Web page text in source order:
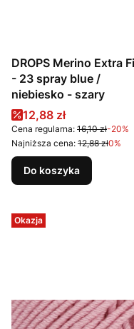
DROPS Merino Extra
- 23 spray blue /
niebiesko - szary
Cena promocyjna
12,88 zł
Cena regularna: 16,10 zł-20%
Najniższa cena: 12,88 zł0%
Do koszyka
Okazja